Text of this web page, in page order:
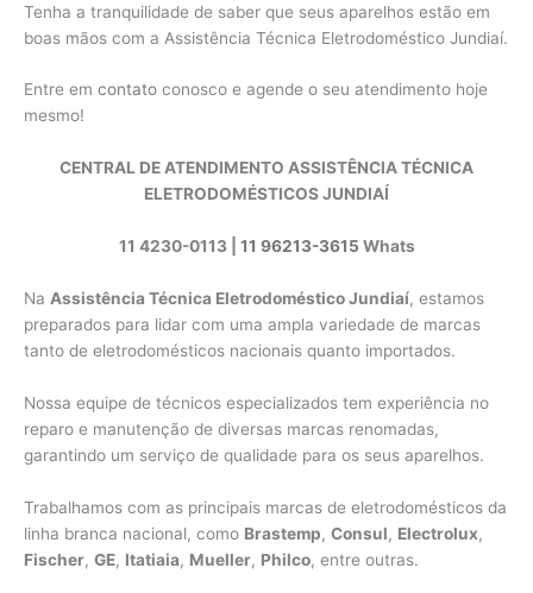
Tenha a tranquilidade de saber que seus aparelhos estão em
boas mãos com a Assistência Técnica Eletrodoméstico Jundiaí.
Entre em contato conosco e agende o seu atendimento hoje
mesmo!
CENTRAL DE ATENDIMENTO ASSISTÊNCIA TÉCNICA
ELETRODOMÉSTICOS JUNDIAÍ
11 4230-0113 | 11 96213-3615 Whats
Na Assistência Técnica Eletrodoméstico Jundiaí, estamos
preparados para lidar com uma ampla variedade de marcas
tanto de eletrodomésticos nacionais quanto importados.
Nossa equipe de técnicos especializados tem experiência no
reparo e manutenção de diversas marcas renomadas,
garantindo um serviço de qualidade para os seus aparelhos.
Trabalhamos com as principais marcas de eletrodomésticos da
linha branca nacional, como Brastemp, Consul, Electrolux,
Fischer, GE, Itatiaia, Mueller, Philco, entre outras.